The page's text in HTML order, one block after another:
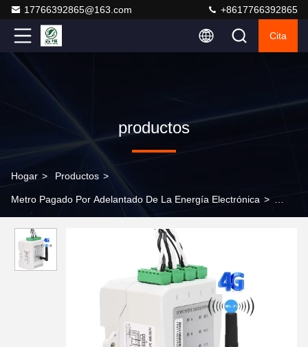
17766392865@163.com +8617766392865
Cita
productos
Hogar > Productos >
Metro Pagado Por Adelantado De La Energía Electrónica >
GB/T17215.321-2008